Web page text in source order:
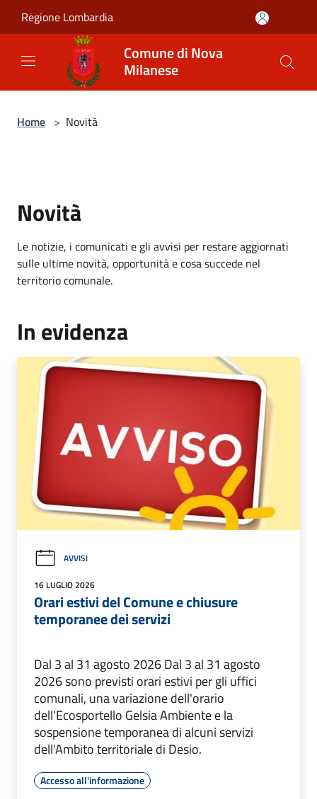
Regione Lombardia
Comune di Nova
Milanese
Home > Novità
Novità
Le notizie, i comunicati e gli avvisi per restare aggiornati
sulle ultime novità, opportunità e cosa succede nel
territorio comunale.
In evidenza
AVVISI
16 LUGLIO 2026
Orari estivi del Comune e chiusure
temporanee dei servizi
Dal 3 al 31 agosto 2026 Dal 3 al 31 agosto
2026 sono previsti orari estivi per gli uffici
comunali, una variazione dell'orario
dell'Ecosportello Gelsia Ambiente e la
sospensione temporanea di alcuni servizi
dell'Ambito territoriale di Desio.
Accesso all'informazione